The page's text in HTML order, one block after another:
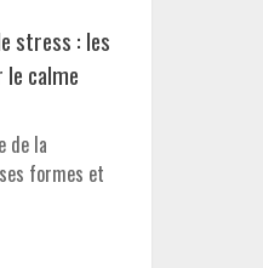
stress : les
calme
de la
formes et